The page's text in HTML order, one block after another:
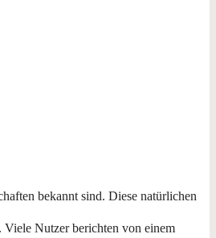
bekannt sind. Diese natürlichen
Nutzer berichten von einem